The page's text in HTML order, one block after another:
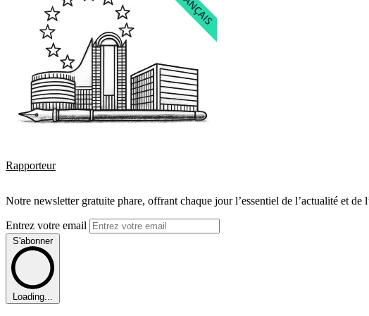
Rapporteur
Notre newsletter gratuite phare, offrant chaque jour l’essentiel de l’actualité et
Entrez votre email
S'abonner
Loading...